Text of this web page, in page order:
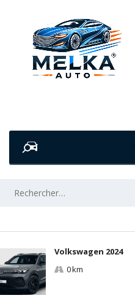
RECHERCHER :
Volkswagen 2024
0 km